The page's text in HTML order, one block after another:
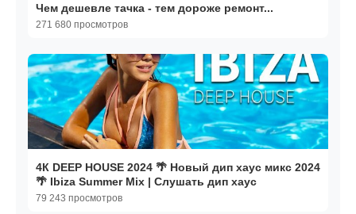
Чем дешевле тачка - тем дороже ремонт...
271 680 просмотров
4К DEEP HOUSE 2024 🌴 Новый дип хаус микс 2024
🌴 Ibiza Summer Mix | Слушать дип хаус
79 243 просмотров